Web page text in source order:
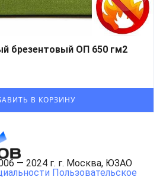
брезентовый ОП 650 гм2
— 2024 г. г. Москва, ЮЗАО
Пользовательское